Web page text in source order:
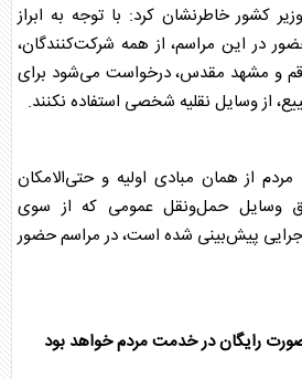
کشور خاطرنشان کرد: با توجه به ابراز
در این مراسم، از همه شرکت‌کنندگان،
قم و مشهد مقدس، درخواست می‌شود برای
از وسایل نقلیه شخصی استفاده نکنند.
از همان مبادی اولیه و حتی‌الامکان
وسایل حمل‌ونقل عمومی که از سوی
پیش‌بینی شده است، در مراسم حضور
رایگان در خدمت مردم خواهد بود